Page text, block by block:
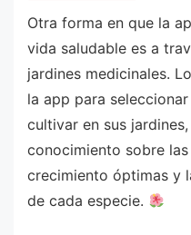
Otra forma en que la
vida saludable es a
jardines medicinales.
la app para
cultivar en sus
conocimiento sobre
crecimiento óptimas y
de cada especie.